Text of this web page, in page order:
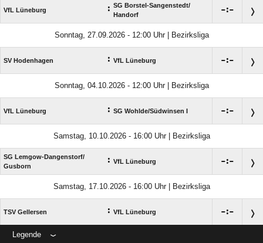
VfL Lüneburg : SG Borstel-Sangenstedt/​
Handorf
:
Sonntag, 27.09.2026 - 12:00 Uhr | Bezirksliga
SV Hodenhagen : VfL Lüneburg :
Sonntag, 04.10.2026 - 12:00 Uhr | Bezirksliga
VfL Lüneburg : SG Wohlde/​Südwinsen I :
Samstag, 10.10.2026 - 16:00 Uhr | Bezirksliga
SG Lemgow-Dangenstorf/​
Gusborn
: VfL Lüneburg :
Samstag, 17.10.2026 - 16:00 Uhr | Bezirksliga
TSV Gellersen : VfL Lüneburg :
Legende